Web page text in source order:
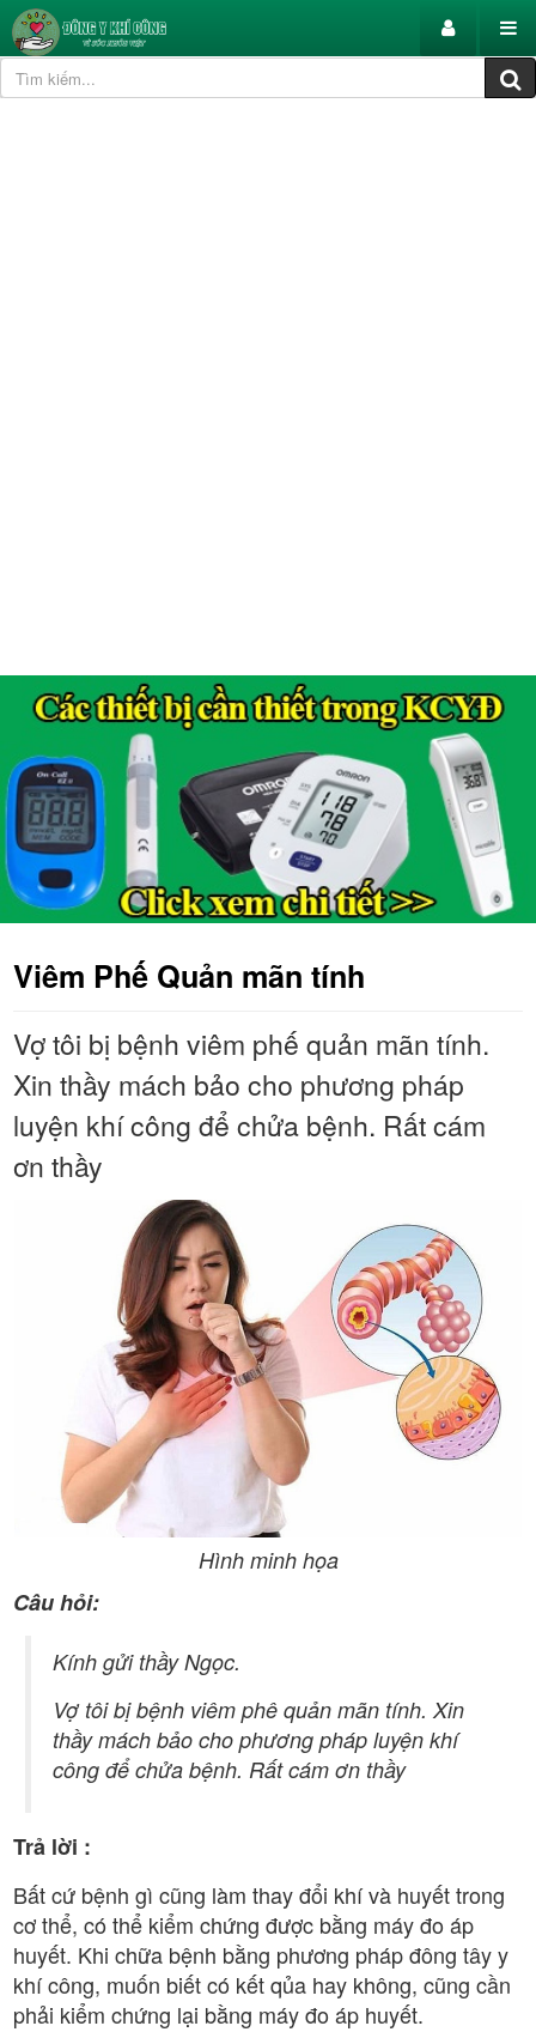
Viêm Phế Quản mãn tính
Vợ tôi bị bệnh viêm phế quản mãn tính.
Xin thầy mách bảo cho phương pháp
luyện khí công để chửa bệnh. Rất cám
ơn thầy
Hình minh họa
Câu hỏi:
Kính gửi thầy Ngọc.
Vợ tôi bị bệnh viêm phê quản mãn tính. Xin
thầy mách bảo cho phương pháp luyện khí
công để chửa bệnh. Rất cám ơn thầy
Trả lời :
Bất cứ bệnh gì cũng làm thay đổi khí và huyết trong
cơ thể, có thể kiểm chứng được bằng máy đo áp
huyết. Khi chữa bệnh bằng phương pháp đông tây y
khí công, muốn biết có kết qủa hay không, cũng cần
phải kiểm chứng lại bằng máy đo áp huyết.